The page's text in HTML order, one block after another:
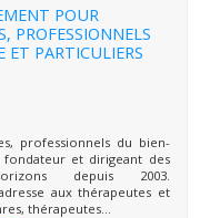
POUR
PROFESSIONNELS
ET PARTICULIERS
professionnels du bien-
et dirigeant des
depuis 2003.
aux thérapeutes et
thérapeutes...